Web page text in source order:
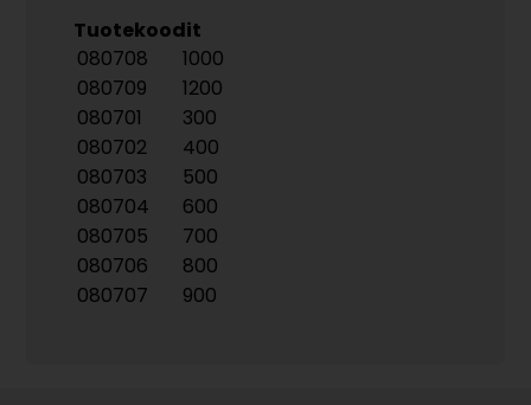
Tuotekoodit
080708
1000
080709
1200
080701
300
080702
400
080703
500
080704
600
080705
700
080706
800
080707
900